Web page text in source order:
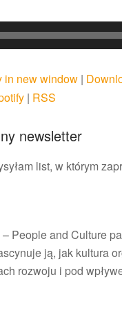
in new window |
| RSS
newsletter
list, w którym
– People and Culture
ją, jak kultura
rozwoju i pod